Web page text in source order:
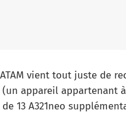
vient tout juste de
appareil appartenant
13 A321neo